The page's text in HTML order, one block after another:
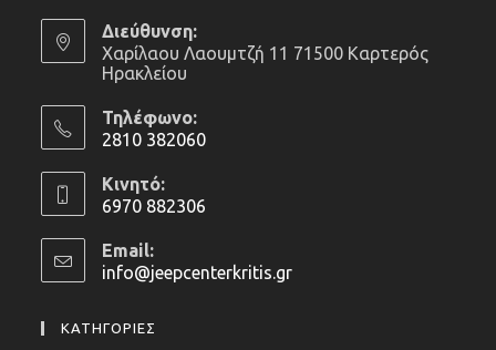
Διεύθυνση:
Χαρίλαου Λαουμτζή 11 71500 Καρτερός
Ηρακλείου
Τηλέφωνο:
2810 382060
in
your
application
Κινητό:
6970 882306
in
your
Email:
info@jeepcenterkritis.grOpens
ΚΑΤΗΓΟΡΙΕΣ